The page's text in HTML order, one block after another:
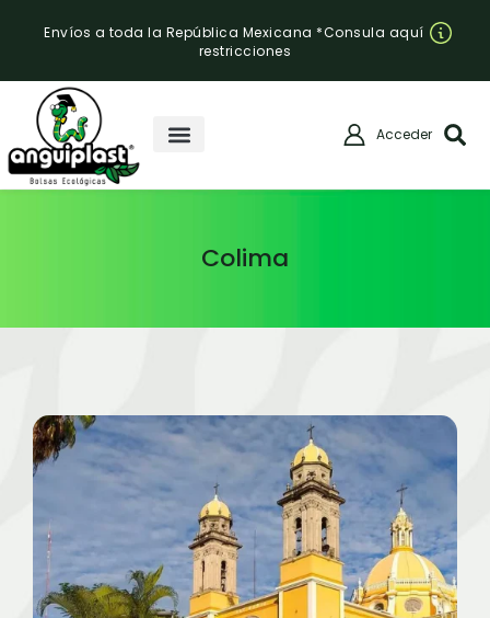
Envíos a toda la República Mexicana *Consula aquí
restricciones
Acceder
Colima